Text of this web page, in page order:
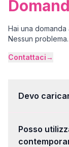
Hai una
Nessun problema.
Contattaci→
Devo
Posso